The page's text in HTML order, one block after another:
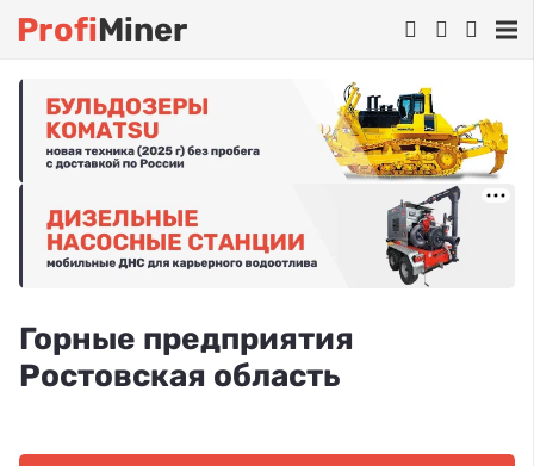
ProfiMiner
Горные предприятия
Ростовская область